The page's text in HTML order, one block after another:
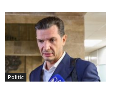
Politic